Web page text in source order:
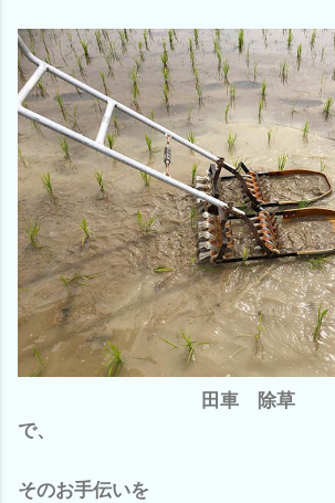
田車 除草
で、
そのお手伝いを